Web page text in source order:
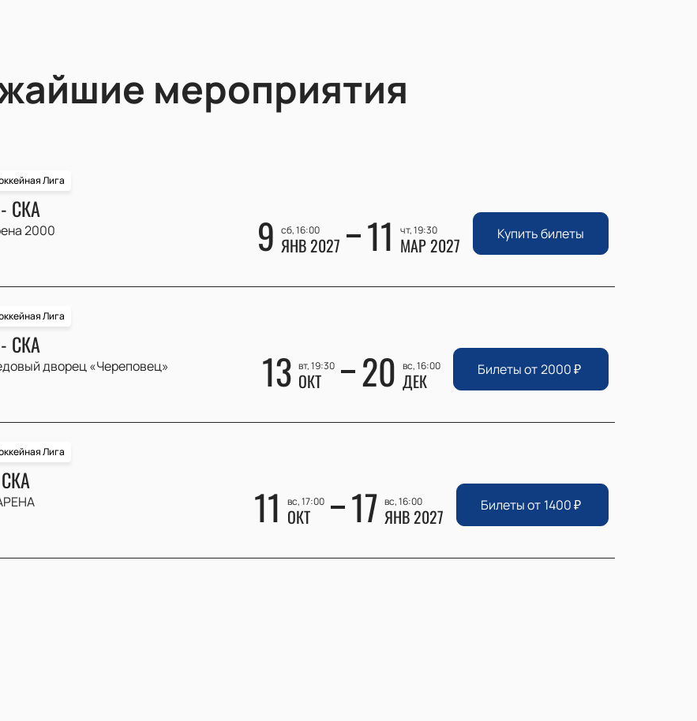
мероприятия
Лига
СКА
2000 9 сб, 16:00
ЯНВ 2027 11 чт, 19:30
МАР 2027 Купить билеты
Лига
СКА
дворец «Череповец» 13 вт, 19:30
ОКТ 20 вс, 16:00
ДЕК Билеты от 2000₽
Лига
11 вс, 17:00
ОКТ 17 вс, 16:00
ЯНВ 2027 Билеты от 1400₽